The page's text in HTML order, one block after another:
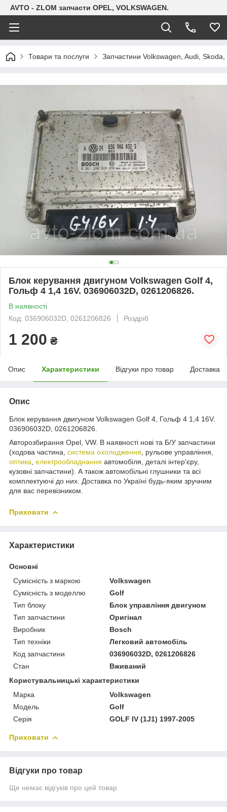
AVTO - ZLOM запчасти OPEL, VOLKSWAGEN.
Товари та послуги Запчастини Volkswagen, Audi, Skoda,
Блок керування двигуном Volkswagen Golf 4,
Гольф 4 1,4 16V. 036906032D, 0261206826.
В наявності
Код: 036906032D, 0261206826
Роздріб
1 200 ₴
Опис Характеристики Відгуки про товар Доставка
Опис
Блок керування двигуном Volkswagen Golf 4, Гольф 4 1,4 16V.
036906032D, 0261206826.
Авторозбирання Opel, VW. В наявності нові та Б/У запчастини
(ходова частина, система охолодження , рульове управління,
оптика електрообладнання автомобіля, деталі інтер'єру,
кузовні запчастини). А також автомобільні глушники та всі
комплектуючі до них. Доставка по Україні будь-яким зручним
для вас перевізником.
Приховати
Характеристики
Основні
Сумісність з маркою
Volkswagen
Сумісність з моделлю
Golf
Тип блоку
Блок управління двигуном
Тип запчастини
Оригінал
Виробник
Bosch
Тип техніки
Легковий автомобіль
Код запчастини
036906032D, 0261206826
Стан
Вживаний
Користувальницькі характеристики
Марка
Volkswagen
Модель
Golf
Серія
GOLF IV (1J1) 1997-2005
Приховати
Відгуки про товар
Ще немає відгуків про цей товар